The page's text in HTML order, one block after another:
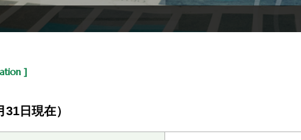
(年次・中間報告書)
]
日現在）